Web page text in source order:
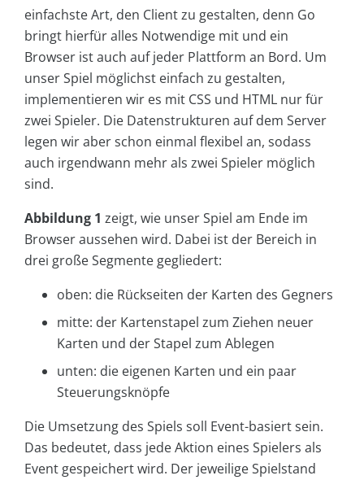
einfachste Art, den Client zu gestalten, denn Go
bringt hierfür alles Notwendige mit und ein
Browser ist auch auf jeder Plattform an Bord. Um
unser Spiel möglichst einfach zu gestalten,
implementieren wir es mit CSS und HTML nur für
zwei Spieler. Die Datenstrukturen auf dem Server
legen wir aber schon einmal flexibel an, sodass
auch irgendwann mehr als zwei Spieler möglich
sind.
Abbildung 1 zeigt, wie unser Spiel am Ende im
Browser aussehen wird. Dabei ist der Bereich in
drei große Segmente gegliedert:
oben: die Rückseiten der Karten des Gegners
mitte: der Kartenstapel zum Ziehen neuer
Karten und der Stapel zum Ablegen
unten: die eigenen Karten und ein paar
Steuerungsknöpfe
Die Umsetzung des Spiels soll Event-basiert sein.
Das bedeutet, dass jede Aktion eines Spielers als
Event gespeichert wird. Der jeweilige Spielstand